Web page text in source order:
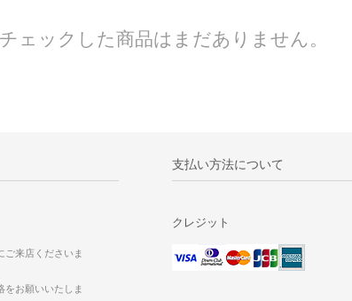
ェックした商品はまだありません。
ご来店くださいま
お願いいたしま
支払い方法について
クレジット